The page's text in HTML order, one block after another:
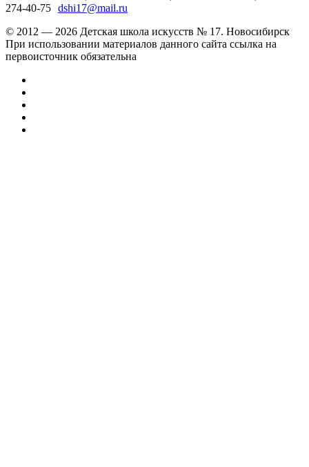
274-40-75 dshi17@mail.ru
© 2012 — 2026 Детская школа искусств № 17. Новосибирск
При использовании материалов данного сайта ссылка на
первоисточник обязательна